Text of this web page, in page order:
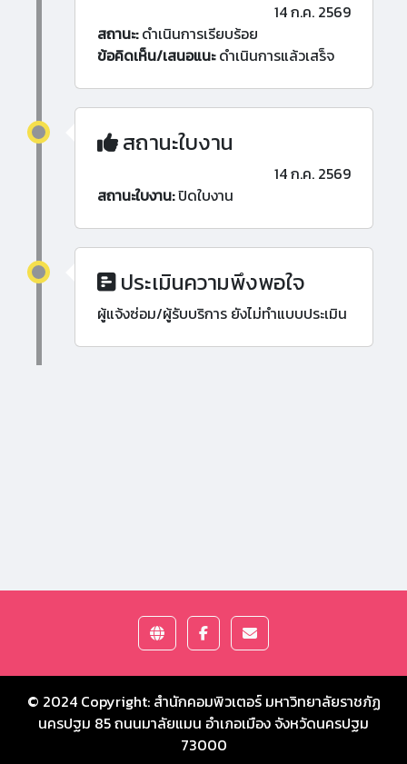
14 ก.ค. 2569
สถานะ:ดำเนินการเรียบร้อย
ข้อคิดเห็น/เสนอแนะดำเนินการแล้วเสร็จ
สถานะใบงาน
14 ก.ค. 2569
สถานะใบงาน:ปิดใบงาน
ประเมินความพึงพอใจ
ผู้แจ้งซ่อม/ผู้รับบริการ ยังไม่ทำแบบประเมิน
© 2024 Copyright: สำนักคอมพิวเตอร์ มหาวิทยาลัยราชภัฏ
นครปฐม 85 ถนนมาลัยแมน อำเภอเมือง จังหวัดนครปฐม
73000